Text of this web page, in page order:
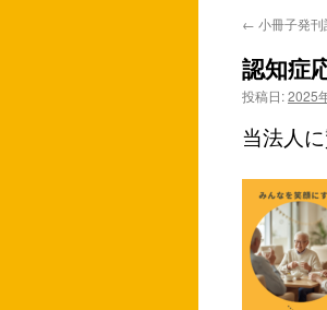
テ
ン
← 小冊子発刊
認知症
投稿日:2025
当法人